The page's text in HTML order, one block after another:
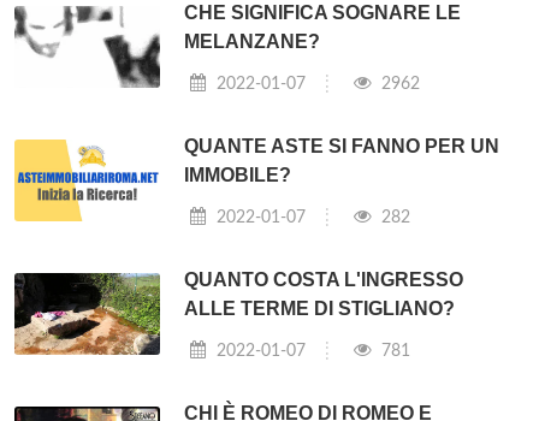
CHE SIGNIFICA SOGNARE LE
MELANZANE?
2022-01-07 2962
QUANTE ASTE SI FANNO PER UN
IMMOBILE?
2022-01-07 282
QUANTO COSTA L'INGRESSO
ALLE TERME DI STIGLIANO?
2022-01-07 781
CHI È ROMEO DI ROMEO E